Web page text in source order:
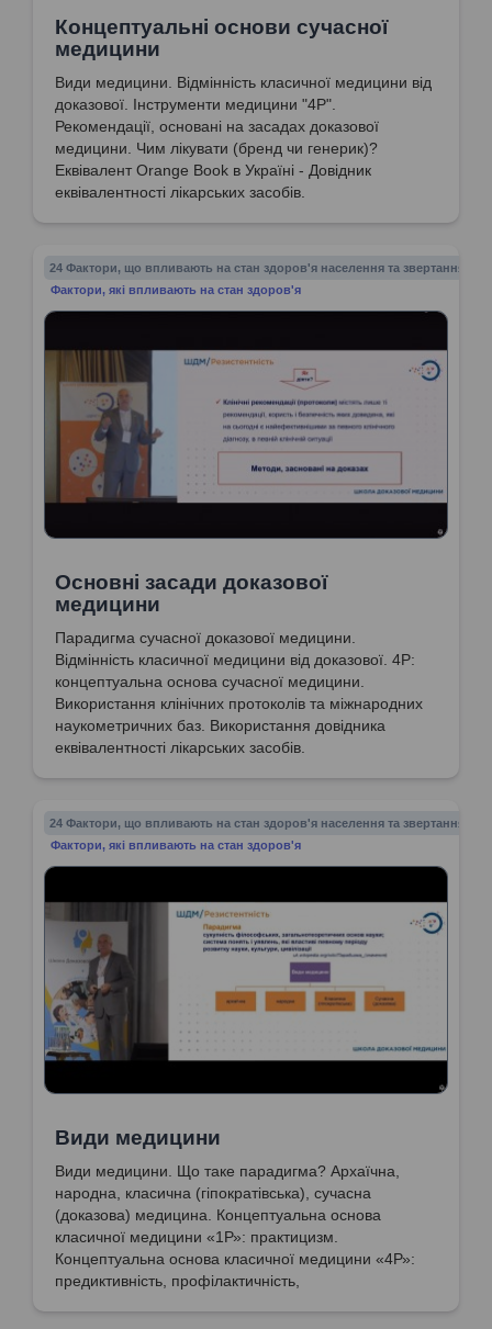
Концептуальні основи сучасної
медицини
Види медицини. Відмінність класичної медицини від
доказової. Інструменти медицини "4Р".
Рекомендації, основані на засадах доказової
медицини. Чим лікувати (бренд чи генерик)?
Еквівалент Orange Book в Україні - Довідник
еквівалентності лікарських засобів.
24 Фактори, що впливають на стан здоров'я населення та звертання до
Фактори, які впливають на стан здоров'я
Основні засади доказової
медицини
Парадигма сучасної доказової медицини.
Відмінність класичної медицини від доказової. 4Р:
концептуальна основа сучасної медицини.
Використання клінічних протоколів та міжнародних
наукометричних баз. Використання довідника
еквівалентності лікарських засобів.
24 Фактори, що впливають на стан здоров'я населення та звертання до
Фактори, які впливають на стан здоров'я
Види медицини
Види медицини. Що таке парадигма? Архаїчна,
народна, класична (гіпократівська), сучасна
(доказова) медицина. Концептуальна основа
класичної медицини «1Р»: практицизм.
Концептуальна основа класичної медицини «4Р»:
предиктивність, профілактичність,